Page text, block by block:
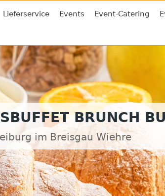
Lieferservice Events Event-Catering
BRUNCH
im Breisgau Wiehre